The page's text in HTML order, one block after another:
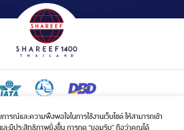
รณ์และความพึงพอใจในการใช้งานเว็บไซต์ ให้สามารถเข้า
และมีประสิทธิภาพยิ่งขึ้น การกด “ยอมรับ” ถือว่าคุณได้
การรับจัดบริการขนส่งในกิจการฮัจย์เลขที่ 1/2568